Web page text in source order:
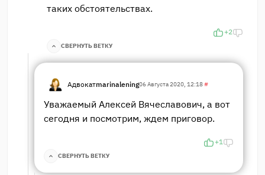
таких обстоятельствах.
+2
СВЕРНУТЬ ВЕТКУ
Адвокатmarinalening06 Августа 2020, 12:18#
Уважаемый Алексей Вячеславович, а вот
сегодня и посмотрим, ждем приговор.
+1
СВЕРНУТЬ ВЕТКУ